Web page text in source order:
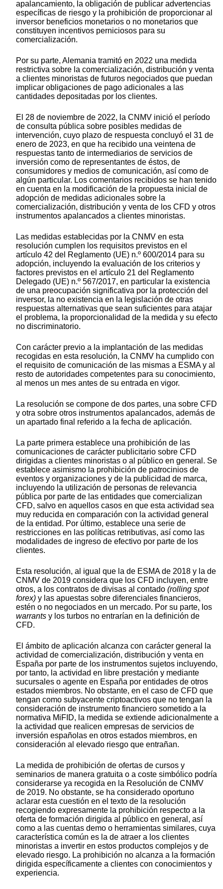
apalancamiento, la obligación de publicar advertencias
específicas de riesgo y la prohibición de proporcionar al
inversor beneficios monetarios o no monetarios que
constituyen incentivos perniciosos para su
comercialización.
Por su parte, Alemania tramitó en 2022 una medida
restrictiva sobre la comercialización, distribución y venta
a clientes minoristas de futuros negociados que puedan
implicar obligaciones de pago adicionales a las
cantidades depositadas por los clientes.
El 28 de noviembre de 2022, la CNMV inició el período
de consulta pública sobre posibles medidas de
intervención, cuyo plazo de respuesta concluyó el 31 de
enero de 2023, en que ha recibido una veintena de
respuestas tanto de intermediarios de servicios de
inversión como de representantes de éstos, de
consumidores y medios de comunicación, así como de
algún particular. Los comentarios recibidos se han tenido
en cuenta en la modificación de la propuesta inicial de
adopción de medidas adicionales sobre la
comercialización, distribución y venta de los CFD y otros
instrumentos apalancados a clientes minoristas.
Las medidas establecidas por la CNMV en esta
resolución cumplen los requisitos previstos en el
artículo 42 del Reglamento (UE) n.º 600/2014 para su
adopción, incluyendo la evaluación de los criterios y
factores previstos en el artículo 21 del Reglamento
Delegado (UE) n.º 567/2017, en particular la existencia
de una preocupación significativa por la protección del
inversor, la no existencia en la legislación de otras
respuestas alternativas que sean suficientes para atajar
el problema, la proporcionalidad de la medida y su efecto
no discriminatorio.
Con carácter previo a la implantación de las medidas
recogidas en esta resolución, la CNMV ha cumplido con
el requisito de comunicación de las mismas a ESMA y al
resto de autoridades competentes para su conocimiento,
al menos un mes antes de su entrada en vigor.
La resolución se compone de dos partes, una sobre CFD
y otra sobre otros instrumentos apalancados, además de
un apartado final referido a la fecha de aplicación.
La parte primera establece una prohibición de las
comunicaciones de carácter publicitario sobre CFD
dirigidas a clientes minoristas o al público en general. Se
establece asimismo la prohibición de patrocinios de
eventos y organizaciones y de la publicidad de marca,
incluyendo la utilización de personas de relevancia
pública por parte de las entidades que comercializan
CFD, salvo en aquellos casos en que esta actividad sea
muy reducida en comparación con la actividad general
de la entidad. Por último, establece una serie de
restricciones en las políticas retributivas, así como las
modalidades de ingreso de efectivo por parte de los
clientes.
Esta resolución, al igual que la de ESMA de 2018 y la de
CNMV de 2019 considera que los CFD incluyen, entre
otros, a los contratos de divisas al contado (rolling spot
forex) y las apuestas sobre diferenciales financieros,
estén o no negociados en un mercado. Por su parte, los
warrants y los turbos no entrarían en la definición de
CFD.
El ámbito de aplicación alcanza con carácter general la
actividad de comercialización, distribución y venta en
España por parte de los instrumentos sujetos incluyendo,
por tanto, la actividad en libre prestación y mediante
sucursales o agente en España por entidades de otros
estados miembros. No obstante, en el caso de CFD que
tengan como subyacente criptoactivos que no tengan la
consideración de instrumento financiero sometido a la
normativa MiFID, la medida se extiende adicionalmente a
la actividad que realicen empresas de servicios de
inversión españolas en otros estados miembros, en
consideración al elevado riesgo que entrañan.
La medida de prohibición de ofertas de cursos y
seminarios de manera gratuita o a coste simbólico podría
considerarse ya recogida en la Resolución de CNMV
de 2019. No obstante, se ha considerado oportuno
aclarar esta cuestión en el texto de la resolución
recogiendo expresamente la prohibición respecto a la
oferta de formación dirigida al público en general, así
como a las cuentas demo o herramientas similares, cuya
característica común es la de atraer a los clientes
minoristas a invertir en estos productos complejos y de
elevado riesgo. La prohibición no alcanza a la formación
dirigida específicamente a clientes con conocimientos y
experiencia.